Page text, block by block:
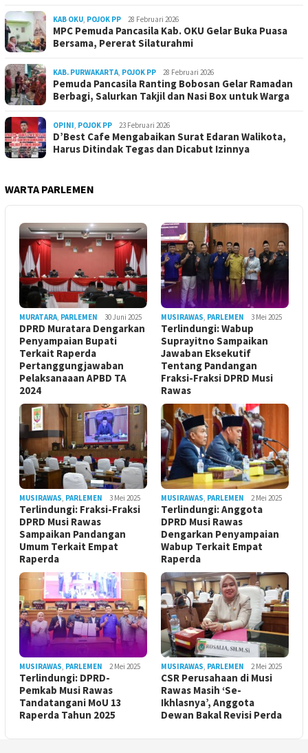
KAB OKU, POJOK PP 28 Februari 2026
MPC Pemuda Pancasila Kab. OKU Gelar Buka Puasa
Bersama, Pererat Silaturahmi
KAB. PURWAKARTA, POJOK PP 28 Februari 2026
Pemuda Pancasila Ranting Bobosan Gelar Ramadan
Berbagi, Salurkan Takjil dan Nasi Box untuk Warga
OPINI, POJOK PP 23 Februari 2026
D’Best Cafe Mengabaikan Surat Edaran Walikota,
Harus Ditindak Tegas dan Dicabut Izinnya
WARTA PARLEMEN
MURATARA, PARLEMEN 30 Juni 2025
DPRD Muratara Dengarkan
Penyampaian Bupati
Terkait Raperda
Pertanggungjawaban
Pelaksanaaan APBD TA
2024
MUSIRAWAS, PARLEMEN 3 Mei 2025
Terlindungi: Wabup
Suprayitno Sampaikan
Jawaban Eksekutif
Tentang Pandangan
Fraksi-Fraksi DPRD Musi
Rawas
MUSIRAWAS, PARLEMEN 3 Mei 2025
Terlindungi: Fraksi-Fraksi
DPRD Musi Rawas
Sampaikan Pandangan
Umum Terkait Empat
Raperda
MUSIRAWAS, PARLEMEN 2 Mei 2025
Terlindungi: Anggota
DPRD Musi Rawas
Dengarkan Penyampaian
Wabup Terkait Empat
Raperda
MUSIRAWAS, PARLEMEN 2 Mei 2025
Terlindungi: DPRD-
Pemkab Musi Rawas
Tandatangani MoU 13
Raperda Tahun 2025
MUSIRAWAS, PARLEMEN 2 Mei 2025
CSR Perusahaan di Musi
Rawas Masih ‘Se-
Ikhlasnya’, Anggota
Dewan Bakal Revisi Perda ‎